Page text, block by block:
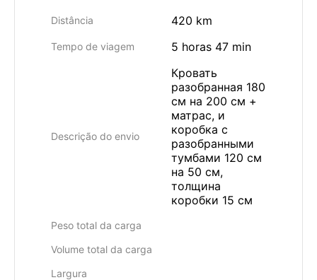
Distância 420 km
Tempo de viagem 5 horas 47 min
Descrição do envio
Кровать
разобранная 180
см на 200 см +
матрас, и
коробка с
разобранными
тумбами 120 см
на 50 см,
толщина
коробки 15 см
Peso total da carga
Volume total da carga
Largura